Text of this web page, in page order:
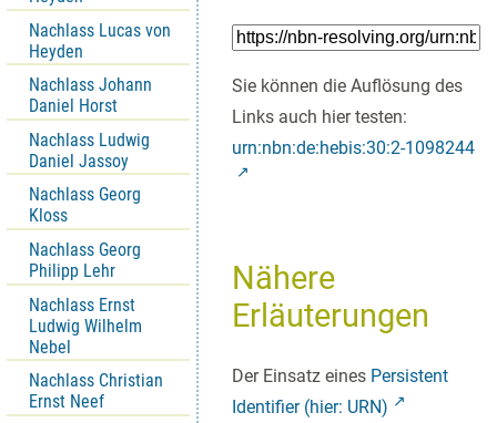
Nachlass Lucas von
Heyden
Nachlass Johann
Daniel Horst
Nachlass Ludwig
Daniel Jassoy
Nachlass Georg
Kloss
Nachlass Georg
Philipp Lehr
Nachlass Ernst
Ludwig Wilhelm
Nebel
Nachlass Christian
Ernst Neef
Sie können die Auflösung des
Links auch hier testen:
urn:nbn:de:hebis:30:2-1098244
Nähere
Erläuterungen
Der Einsatz eines Persistent
Identifier (hier: URN)